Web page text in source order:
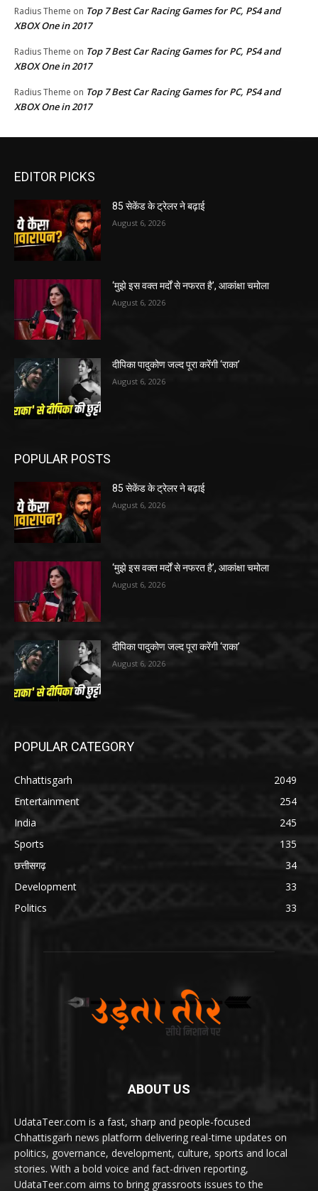
Radius Theme on Top 7 Best Car Racing Games for PC, PS4 and
XBOX One in 2017
Radius Theme on Top 7 Best Car Racing Games for PC, PS4 and
XBOX One in 2017
Radius Theme on Top 7 Best Car Racing Games for PC, PS4 and
XBOX One in 2017
EDITOR PICKS
85 सेकेंड के ट्रेलर ने बढ़ाई
August 6, 2026
‘मुझे इस वक्त मर्दों से नफरत है’, आकांक्षा चमोला
August 6, 2026
दीपिका पादुकोण जल्द पूरा करेंगी ‘राका’
August 6, 2026
POPULAR POSTS
85 सेकेंड के ट्रेलर ने बढ़ाई
August 6, 2026
‘मुझे इस वक्त मर्दों से नफरत है’, आकांक्षा चमोला
August 6, 2026
दीपिका पादुकोण जल्द पूरा करेंगी ‘राका’
August 6, 2026
POPULAR CATEGORY
Chhattisgarh
2049
Entertainment
254
India
245
Sports
135
छत्तीसगढ़
34
Development
33
Politics
33
ABOUT US
UdataTeer.com is a fast, sharp and people-focused
Chhattisgarh news platform delivering real-time updates on
politics, governance, development, culture, sports and local
stories. With a bold voice and fact-driven reporting,
UdataTeer.com aims to bring grassroots issues to the